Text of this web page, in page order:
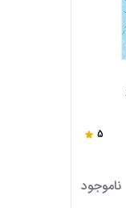
5
ناموجود